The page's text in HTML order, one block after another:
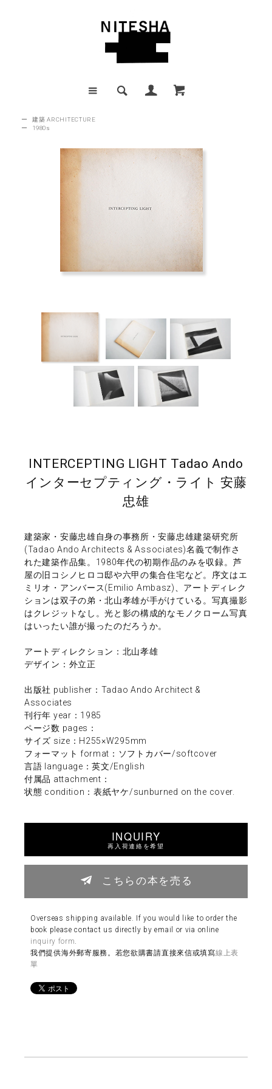
ー
建築 ARCHITECTURE
ー
1980s
INTERCEPTING LIGHT Tadao Ando
インターセプティング・ライト 安藤
忠雄
建築家・安藤忠雄自身の事務所・安藤忠雄建築研究所
(Tadao Ando Architects & Associates)名義で制作さ
れた建築作品集。1980年代の初期作品のみを収録。芦
屋の旧コシノヒロコ邸や六甲の集合住宅など。序文はエ
ミリオ・アンバース(Emilio Ambasz)、アートディレク
ションは双子の弟・北山孝雄が手がけている。写真撮影
はクレジットなし。光と影の構成的なモノクローム写真
はいったい誰が撮ったのだろうか。
アートディレクション：北山孝雄
デザイン：外立正
出版社 publisher：Tadao Ando Architect &
Associates
刊行年 year：1985
ページ数 pages：
サイズ size：H255×W295mm
フォーマット format：ソフトカバー/softcover
言語 language：英文/English
付属品 attachment：
状態 condition：表紙ヤケ/sunburned on the cover.
INQUIRY
再入荷連絡を希望
こちらの本を売る
Overseas shipping available. If you would like to order the
book please contact us directly by email or via online
inquiry form
我們提供海外郵寄服務。若您欲購書請直接來信或填寫線上表
單